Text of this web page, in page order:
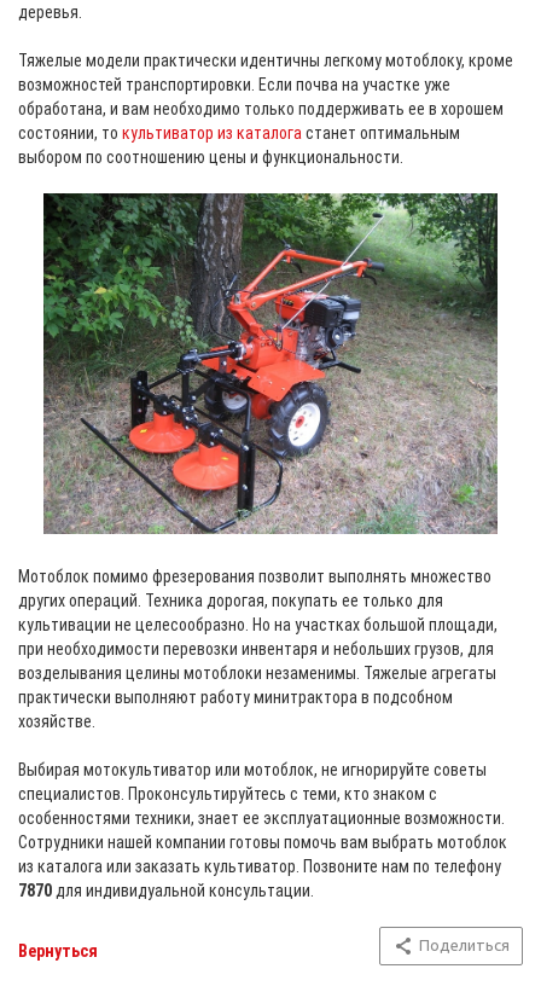
деревья.
Тяжелые модели практически идентичны легкому мотоблоку, кроме
возможностей транспортировки. Если почва на участке уже
обработана, и вам необходимо только поддерживать ее в хорошем
состоянии, то культиватор из каталога станет оптимальным
выбором по соотношению цены и функциональности.
Мотоблок помимо фрезерования позволит выполнять множество
других операций. Техника дорогая, покупать ее только для
культивации не целесообразно. Но на участках большой площади,
при необходимости перевозки инвентаря и небольших грузов, для
возделывания целины мотоблоки незаменимы. Тяжелые агрегаты
практически выполняют работу минитрактора в подсобном
хозяйстве.
Выбирая мотокультиватор или мотоблок, не игнорируйте советы
специалистов. Проконсультируйтесь с теми, кто знаком с
особенностями техники, знает ее эксплуатационные возможности.
Сотрудники нашей компании готовы помочь вам выбрать мотоблок
из каталога или заказать культиватор. Позвоните нам по телефону
7870 для индивидуальной консультации.
Вернуться Поделиться